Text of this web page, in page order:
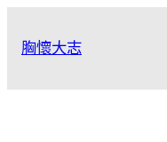
胸懷大志